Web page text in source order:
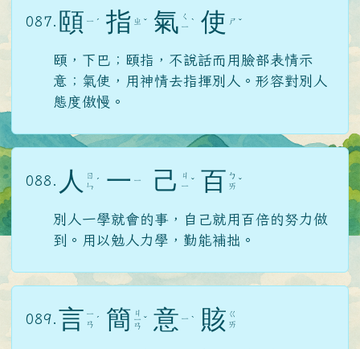
087. 頤 ㄧ ˊ 指 ㄓ ˇ 氣 ㄑ
ㄧ ˋ 使 ㄕ ˇ
頤，下巴；頤指，不說話而用臉部表情示
意；氣使，用神情去指揮別人。形容對別人
態度傲慢。
088. 人
ㄖ
ㄣ ˊ 一 ㄧ 己
ㄐ
ㄧ ˇ 百 ㄅ
ㄞ ˇ
別人一學就會的事，自己就用百倍的努力做
到。用以勉人力學，勤能補拙。
089. 言 ㄧ
ㄢ ˊ 簡 ㄐ
ㄧ
ㄢ
ˇ 意 ㄧ ˋ 賅 ㄍ
ㄞ